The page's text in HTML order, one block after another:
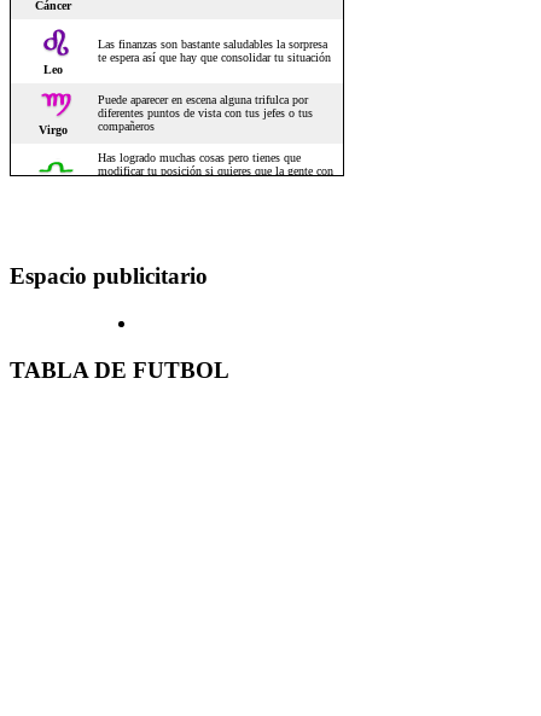
Espacio publicitario
TABLA DE FUTBOL